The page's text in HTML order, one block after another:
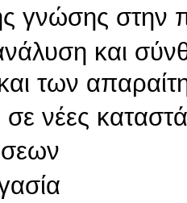
γνώσης στην
και
των
νέες